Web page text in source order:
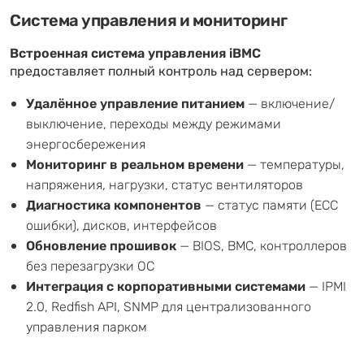
Система управления и мониторинг
Встроенная система управления iBMC
предоставляет полный контроль над сервером:
Удалённое управление питанием — включение/
выключение, переходы между режимами
энергосбережения
Мониторинг в реальном времени — температуры,
напряжения, нагрузки, статус вентиляторов
Диагностика компонентов — статус памяти (ECC
ошибки), дисков, интерфейсов
Обновление прошивок — BIOS, BMC, контроллеров
без перезагрузки ОС
Интеграция с корпоративными системами — IPMI
2.0, Redfish API, SNMP для централизованного
управления парком